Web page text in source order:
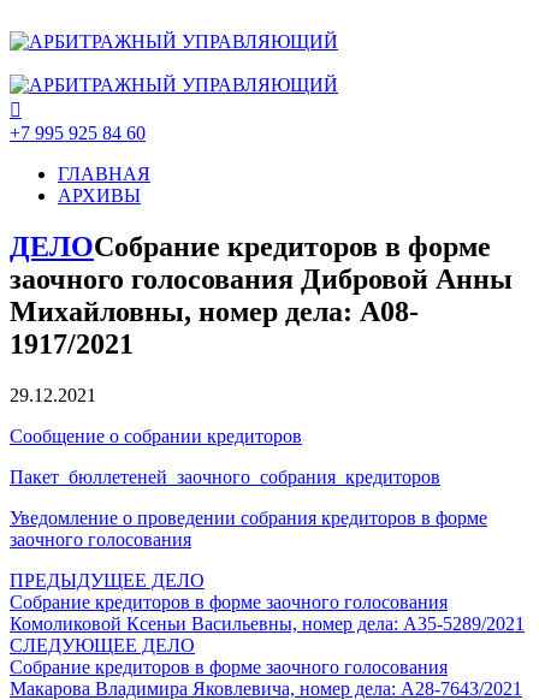
+7 995 925 84 60
ГЛАВНАЯ
АРХИВЫ
ДЕЛОСобрание кредиторов в форме
заочного голосования Дибровой Анны
Михайловны, номер дела: А08-
1917/2021
29.12.2021
Сообщение о собрании кредиторов
Пакет_бюллетеней_заочного_собрания_кредиторов
Уведомление о проведении собрания кредиторов в форме
заочного голосования
ПРЕДЫДУЩЕЕ ДЕЛО
Собрание кредиторов в форме заочного голосования
Комоликовой Ксеньи Васильевны, номер дела: А35-5289/2021
СЛЕДУЮЩЕЕ ДЕЛО
Собрание кредиторов в форме заочного голосования
Макарова Владимира Яковлевича, номер дела: А28-7643/2021